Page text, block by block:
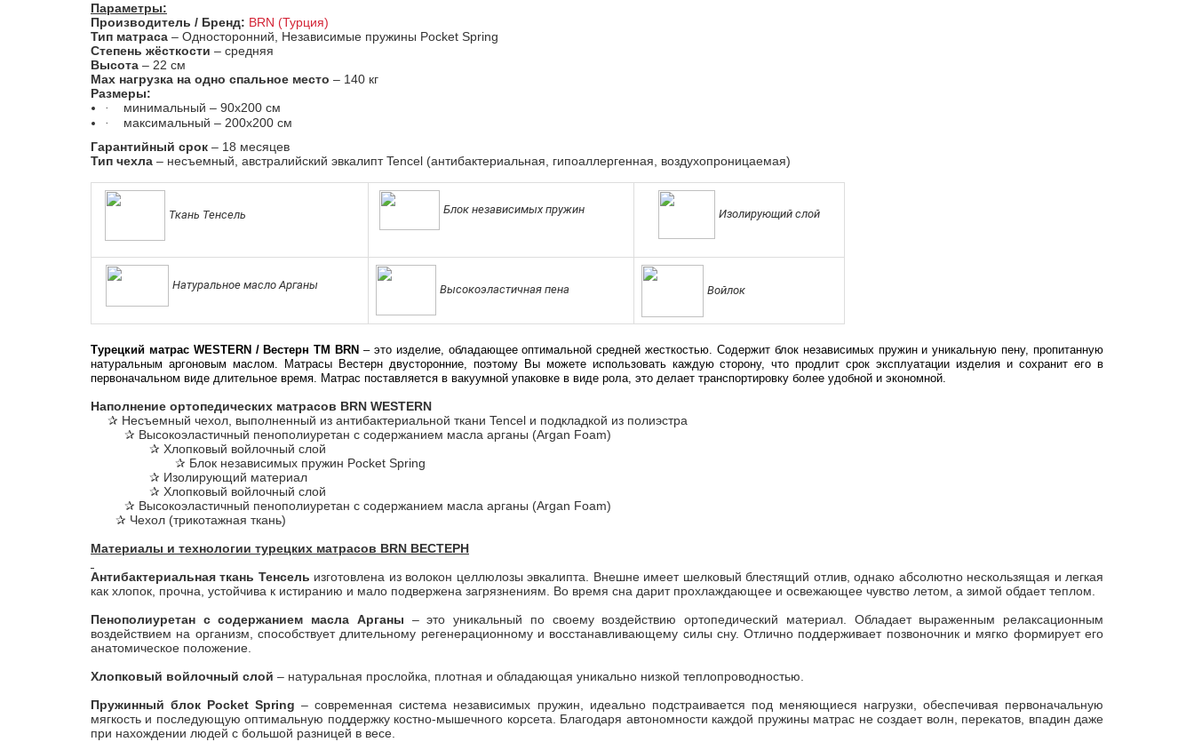
Параметры:
Производитель / Бренд: BRN (Турция)
Тип матраса – Односторонний, Независимые пружины Pocket Spring
Степень жёсткости – средняя
Высота – 22 см
Max нагрузка на одно спальное место – 140 кг
Размеры:
· минимальный – 90х200 см
·
максимальный – 200х200 см
Гарантийный срок – 18 месяцев
Тип чехла – несъемный, австралийский эвкалипт Tencel (антибактериальная, гипоаллергенная, воздухопроницаемая)
Ткань Тенсель Блок независимых пружин Изолирующий слой
Натуральное масло Арганы Высокоэластичная пена Войлок
Турецкий матрас WESTERN / Вестерн ТМ BRN – это изделие, обладающее оптимальной средней жесткостью. Содержит блок независимых пружин и уникальную пену, пропитанную
натуральным аргоновым маслом. Матрасы Вестерн двусторонние, поэтому Вы можете использовать каждую сторону, что продлит срок эксплуатации изделия и сохранит его в
первоначальном виде длительное время. Матрас поставляется в вакуумной упаковке в виде рола, это делает транспортировку более удобной и экономной.
Наполнение ортопедических матрасов BRN WESTERN
✰ Несъемный чехол, выполненный из антибактериальной ткани Tencel и подкладкой из полиэстра
✰ Высокоэластичный пенополиуретан с содержанием масла арганы (Argan Foam)
✰ Хлопковый войлочный слой
✰ Блок независимых пружин Pocket Spring
✰ Изолирующий материал
✰ Хлопковый войлочный слой
✰ Высокоэластичный пенополиуретан с содержанием масла арганы (Argan Foam)
✰ Чехол (трикотажная ткань)
Материалы и технологии турецких матрасов BRN ВЕСТЕРН
Антибактериальная ткань Тенсель изготовлена из волокон целлюлозы эвкалипта. Внешне имеет шелковый блестящий отлив, однако абсолютно нескользящая и легкая
как хлопок, прочна, устойчива к истиранию и мало подвержена загрязнениям. Во время сна дарит прохлаждающее и освежающее чувство летом, а зимой обдает теплом.
Пенополиуретан с содержанием масла Арганы – это уникальный по своему воздействию ортопедический материал. Обладает выраженным релаксационным
воздействием на организм, способствует длительному регенерационному и восстанавливающему силы сну. Отлично поддерживает позвоночник и мягко формирует его
анатомическое положение.
Хлопковый войлочный слой – натуральная прослойка, плотная и обладающая уникально низкой теплопроводностью.
Пружинный блок Pocket Spring – современная система независимых пружин, идеально подстраивается под меняющиеся нагрузки, обеспечивая первоначальную
мягкость и последующую оптимальную поддержку костно-мышечного корсета. Благодаря автономности каждой пружины матрас не создает волн, перекатов, впадин даже
при нахождении людей с большой разницей в весе.